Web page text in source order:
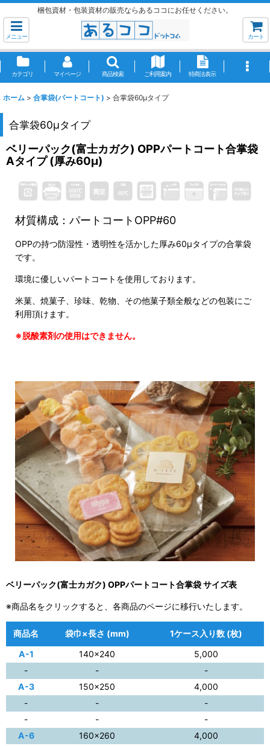
梱包資材・包装資材の販売ならあるココにお任せください。
メニュー カート
カテゴリ マイページ 商品検索 ご利用案内 特商法表示
ホーム > 合掌袋(パートコート) > 合掌袋60μタイプ
合掌袋60μタイプ
ベリーパック(富士カガク) OPPパートコート合掌袋
Aタイプ (厚み60μ)
材質構成：パートコートOPP#60
OPPの持つ防湿性・透明性を活かした厚み60μタイプの合掌袋
です。
環境に優しいパートコートを使用しております。
米菓、焼菓子、珍味、乾物、その他菓子類全般などの包装にご
利用頂けます。
※脱酸素剤の使用はできません。
ベリーパック(富士カガク) OPPパートコート合掌袋 サイズ表
※商品名をクリックすると、各商品のページに移行いたします。
商品名 袋巾×長さ (mm)
1ケース入り数 (枚)
A-1
140×240
5,000
-
-
-
A-3
150×250
4,000
-
-
-
-
-
-
A-6
160×260
4,000